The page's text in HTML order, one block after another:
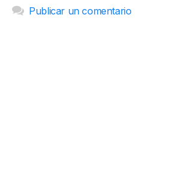
Publicar un comentario